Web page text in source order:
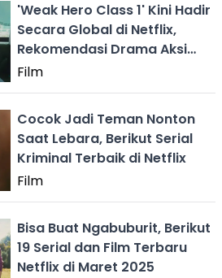
'Weak Hero Class 1' Kini Hadir
Secara Global di Netflix,
Rekomendasi Drama Aksi
Remaja
Film
Cocok Jadi Teman Nonton
Saat Lebara, Berikut Serial
Kriminal Terbaik di Netflix
Film
Bisa Buat Ngabuburit, Berikut
19 Serial dan Film Terbaru
Netflix di Maret 2025